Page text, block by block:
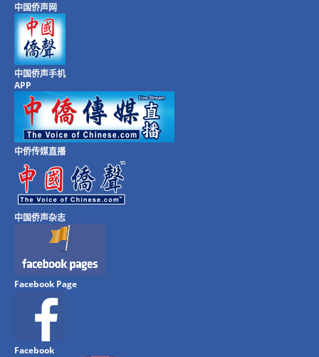
中国侨声网
中国侨声手机
APP
中侨传媒直播
中国侨声杂志
Facebook Page
Facebook